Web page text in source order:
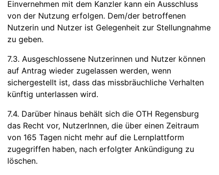
Einvernehmen mit dem Kanzler kann ein Ausschluss
von der Nutzung erfolgen. Dem/der betroffenen
Nutzerin und Nutzer ist Gelegenheit zur Stellungnahme
zu geben.
7.3. Ausgeschlossene Nutzerinnen und Nutzer können
auf Antrag wieder zugelassen werden, wenn
sichergestellt ist, dass das missbräuchliche Verhalten
künftig unterlassen wird.
7.4. Darüber hinaus behält sich die OTH Regensburg
das Recht vor, NutzerInnen, die über einen Zeitraum
von 165 Tagen nicht mehr auf die Lernplattform
zugegriffen haben, nach erfolgter Ankündigung zu
löschen.